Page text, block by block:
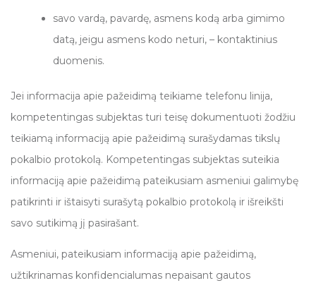
savo vardą, pavardę, asmens kodą arba gimimo
datą, jeigu asmens kodo neturi, – kontaktinius
duomenis.
Jei informacija apie pažeidimą teikiame telefonu linija,
kompetentingas subjektas turi teisę dokumentuoti žodžiu
teikiamą informaciją apie pažeidimą surašydamas tikslų
pokalbio protokolą. Kompetentingas subjektas suteikia
informaciją apie pažeidimą pateikusiam asmeniui galimybę
patikrinti ir ištaisyti surašytą pokalbio protokolą ir išreikšti
savo sutikimą jį pasirašant.
Asmeniui, pateikusiam informaciją apie pažeidimą,
užtikrinamas konfidencialumas nepaisant gautos